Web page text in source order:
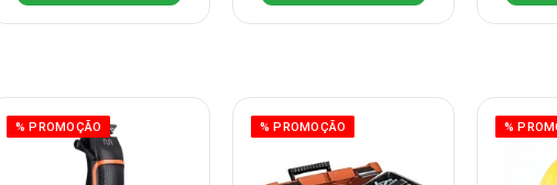
% PROMOÇÃO % PROMOÇÃO %